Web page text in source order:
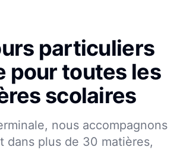
particuliers
pour toutes les
scolaires
nous accompagnons
dans plus de 30 matières,